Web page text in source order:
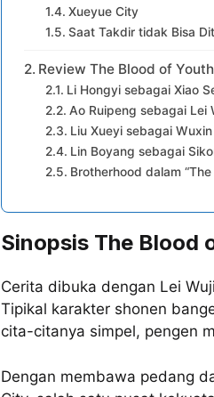
Xueyue City
Saat Takdir tidak Bisa
Review The Blood of Youth
Li Hongyi sebagai Xiao
Ao Ruipeng sebagai Lei
Liu Xueyi sebagai Wuxin
Lin Boyang sebagai
Brotherhood dalam
Sinopsis The Blood
Cerita dibuka dengan Lei
Tipikal karakter shonen
cita-citanya simpel, pengen
Dengan membawa pedang